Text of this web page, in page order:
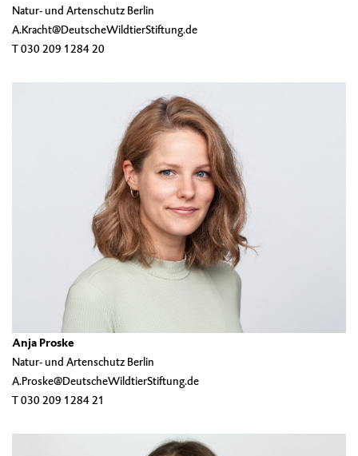
Natur- und Artenschutz Berlin
A.Kracht@DeutscheWildtierStiftung.de
T 030 209 1284 20
Anja Proske
Natur- und Artenschutz Berlin
A.Proske@DeutscheWildtierStiftung.de
T 030 209 1284 21